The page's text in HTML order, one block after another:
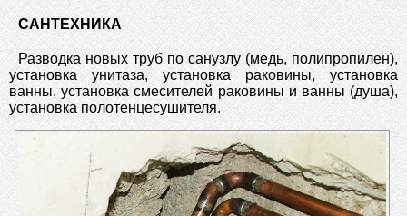
САНТЕХНИКА
Разводка новых труб по санузлу (медь, полипропилен),
установка унитаза, установка раковины, установка
ванны, установка смесителей раковины и ванны (душа),
установка полотенцесушителя.